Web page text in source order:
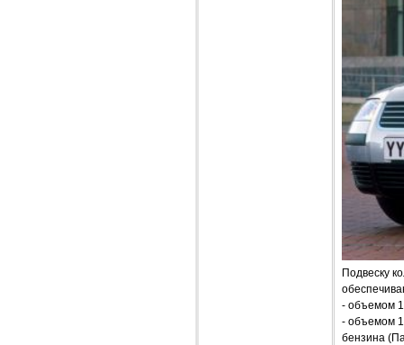
Подвеску
- объемом
- объемом
бензина